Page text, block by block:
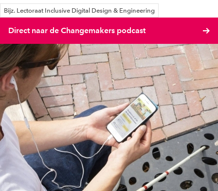
Bijz. Lectoraat Inclusive Digital Design & Engineering
Direct naar de Changemakers podcast